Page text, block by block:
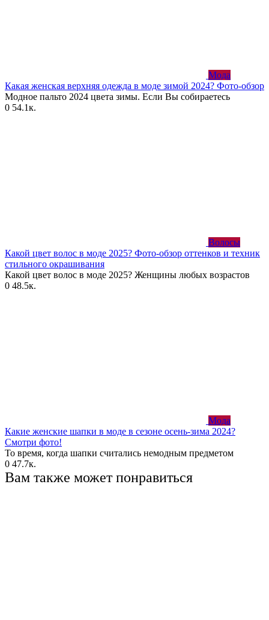
Мода
Какая женская верхняя одежда в моде зимой 2024? Фото-обзор
Модное пальто 2024 цвета зимы. Если Вы собираетесь
0 54.1к.
Волосы
Какой цвет волос в моде 2025? Фото-обзор оттенков и техник
стильного окрашивания
Какой цвет волос в моде 2025? Женщины любых возрастов
0 48.5к.
Мода
Какие женские шапки в моде в сезоне осень-зима 2024?
Смотри фото!
То время, когда шапки считались немодным предметом
0 47.7к.
Вам также может понравиться